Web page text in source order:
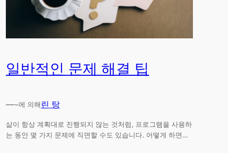
일반적인 문제 해결 팁
—~에 의해 린 탕
삶이 항상 계획대로 진행되지 않는 것처럼, 프로그램을 사용하
는 동안 몇 가지 문제에 직면할 수도 있습니다. 어떻게 하면…